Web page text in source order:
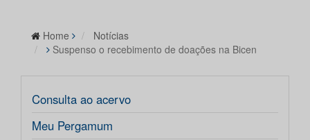
Home
Notícias
Suspenso o recebimento de doações na Bicen
Consulta ao acervo
Meu Pergamum